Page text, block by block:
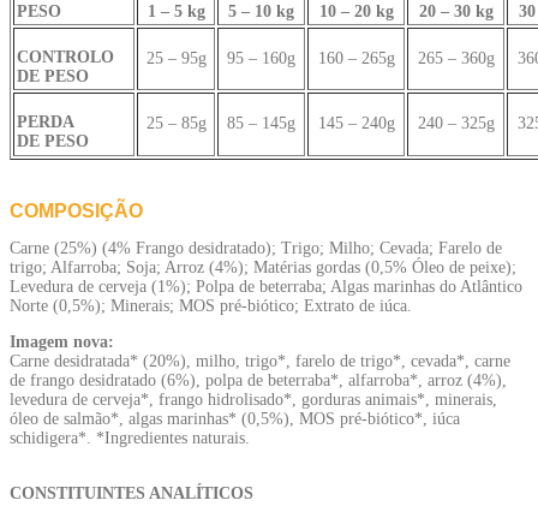
PESO 1 – 5 kg 5 – 10 kg 10 – 20 kg 20 – 30 kg
CONTROLO
DE PESO
25 – 95g 95 – 160g 160 – 265g 265 – 360g
PERDA
DE PESO
25 – 85g 85 – 145g 145 – 240g 240 – 325g
COMPOSIÇÃO
Carne (25%) (4% Frango desidratado); Trigo; Milho; Cevada; Farelo de
trigo; Alfarroba; Soja; Arroz (4%); Matérias gordas (0,5% Óleo de peixe);
Levedura de cerveja (1%); Polpa de beterraba; Algas marinhas do Atlântico
Norte (0,5%); Minerais; MOS pré-biótico; Extrato de iúca.
Imagem nova:
Carne desidratada* (20%), milho, trigo*, farelo de trigo*, cevada*, carne
de frango desidratado (6%), polpa de beterraba*, alfarroba*, arroz (4%),
levedura de cerveja*, frango hidrolisado*, gorduras animais*, minerais,
óleo de salmão*, algas marinhas* (0,5%), MOS pré-biótico*, iúca
schidigera*. *Ingredientes naturais.
CONSTITUINTES ANALÍTICOS